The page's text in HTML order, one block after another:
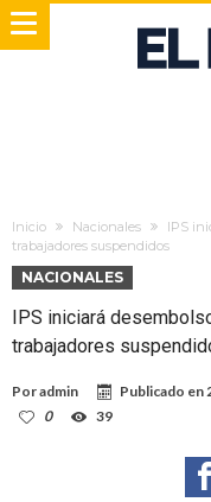
Inicio Nacionales
IPS
trabajadores suspendidos
NACIONALES
IPS iniciará
trabajadores
Poradmin Publicado en
0
39